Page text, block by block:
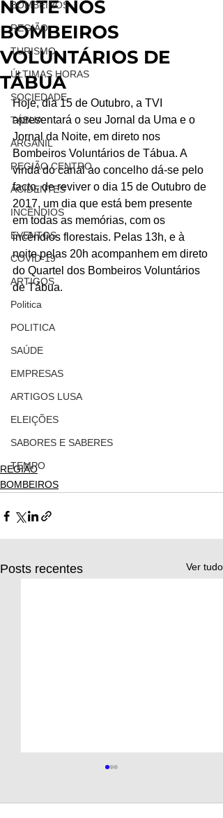
BOMBEIROS
REGIÃO
TURISMO
ÚLTIMAS HORAS
SOCIEDADE
TÁBUA
ARGANIL
REGIÃO CENTRO
ACIDENTES
INCÊNDIOS
EVENTOS
COVID-19
ARTIGOS
Politica
POLITICA
SAÚDE
EMPRESAS
ARTIGOS LUSA
ELEIÇÕES
SABORES E SABERES
TEMPO
NOITE NOS
BOMBEIROS
VOLUNTÁRIOS DE
TÁBUA
Hoje, dia 15 de Outubro, a TVI
apresentará o seu Jornal da Uma e o
Jornal da Noite, em direto nos
Bombeiros Voluntários de Tábua. A
vinda do canal ao concelho dá-se pelo
facto, de reviver o dia 15 de Outubro de
2017, um dia que está bem presente
em todas as memórias, com os
incêndios florestais. Pelas 13h, e à
noite pelas 20h acompanhem em direto
do Quartel dos Bombeiros Voluntários
de Tábua.
REGIÃO
BOMBEIROS
Posts recentes Ver tudo